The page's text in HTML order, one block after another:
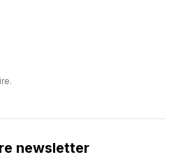
newsletter